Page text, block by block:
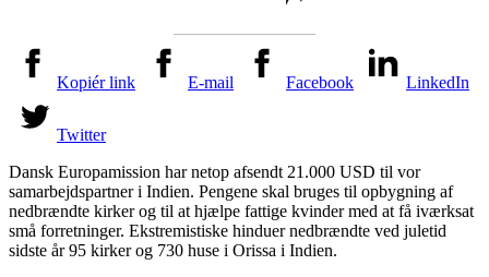
Kopiér link E-mail Facebook LinkedIn
Twitter
Dansk Europamission har netop afsendt 21.000 USD til vor
samarbejdspartner i Indien. Pengene skal bruges til opbygning af
nedbrændte kirker og til at hjælpe fattige kvinder med at få iværksat
små forretninger. Ekstremistiske hinduer nedbrændte ved juletid
sidste år 95 kirker og 730 huse i Orissa i Indien.